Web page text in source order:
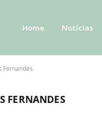
Home Notícias
Fernandes
FERNANDES